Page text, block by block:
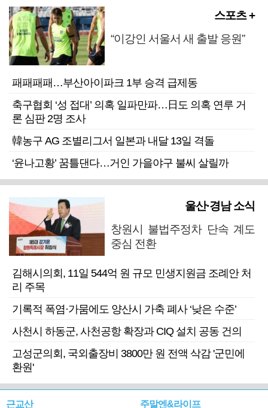
스포츠 +
“이강인 서울서 새 출발 응원”
패패패패…부산아이파크 1부 승격 급제동
축구협회 ‘성 접대’ 의혹 일파만파…日도 의혹 연루 거
론 심판 2명 조사
韓농구 AG 조별리그서 일본과 내달 13일 격돌
‘윤나고황’ 꿈틀댄다…거인 가을야구 불씨 살릴까
울산·경남 소식
창원시 불법주정차 단속 계도
중심 전환
김해시의회, 11일 544억 원 규모 민생지원금 조례안 처
리 주목
기록적 폭염·가뭄에도 양산시 가축 폐사 ‘낮은 수준’
사천시 하동군, 사천공항 확장과 CIQ 설치 공동 건의
고성군의회, 국외출장비 3800만 원 전액 삭감 '군민에
환원'
근교산 주말엔&라이프